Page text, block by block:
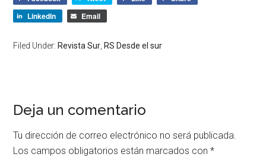
LinkedIn
Email
Filed Under: Revista Sur RS Desde el sur
Deja un comentario
Tu dirección de correo electrónico no será publicada.
Los campos obligatorios están marcados con*